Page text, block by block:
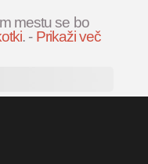
mestu se bo
. - Prikaži več